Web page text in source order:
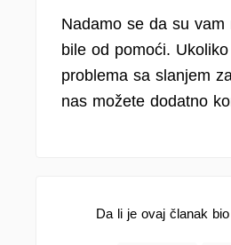
Nadamo se da su vam
bile od pomoći.
problema sa slanjem
nas možete dodatno
Da li je ovaj članak